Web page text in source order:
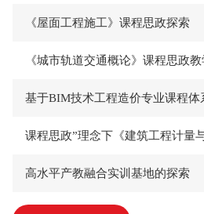
《屋面工程施工》课程思政探索
《城市轨道交通概论》课程思政
基于BIM技术工程造价专业课程体
高水平产教融合实训基地的探索